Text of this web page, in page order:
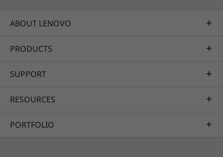
ป้องกัน: อุปกรณ์ของคุณ
ป้อมปราการข้อมูลของคุณ
performance, ensure your compatible charger delivers between a minimum of 15
ABOUT LENOVO
PRODUCTS
SUPPORT
RESOURCES
PORTFOLIO